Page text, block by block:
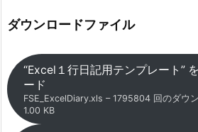
ダウンロードファイル
“Excel１行日記用テンプレート”
ード
FSE_ExcelDiary.xls – 1795804 回のダウ
1.00 KB